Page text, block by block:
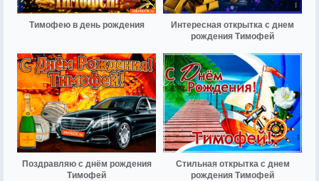
Тимофею в день рождения
Интересная открытка с днем
рождения Тимофей
Поздравляю с днём рождения
Тимофей
Стильная открытка с днем
рождения Тимофей